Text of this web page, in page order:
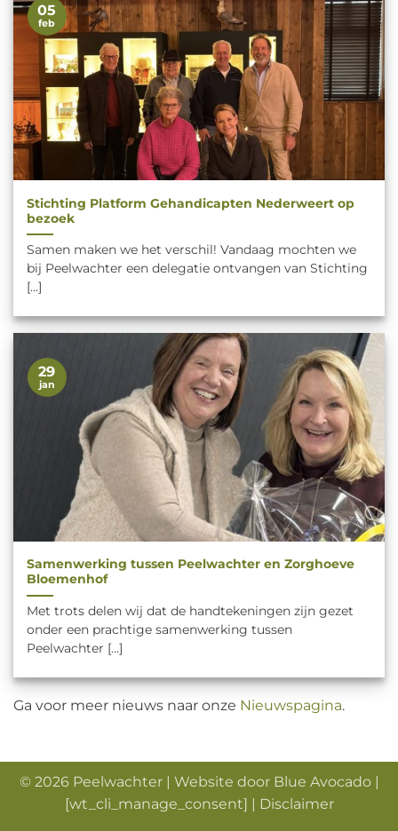
Stichting Platform Gehandicapten Nederweert op
bezoek
Samen maken we het verschil! Vandaag mochten we
bij Peelwachter een delegatie ontvangen van Stichting
[...]
05
feb
Samenwerking tussen Peelwachter en Zorghoeve
Bloemenhof
Met trots delen wij dat de handtekeningen zijn gezet
onder een prachtige samenwerking tussen
Peelwachter [...]
29
jan
Ga voor meer nieuws naar onze Nieuwspagina.
© 2026 Peelwachter | Website door Blue Avocado|
[wt_cli_manage_consent] |
Disclaimer